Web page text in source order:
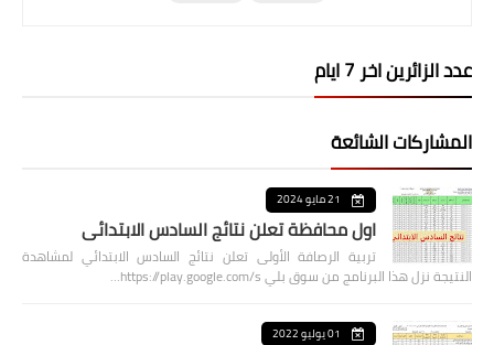
عدد الزائرين اخر 7 ايام
المشاركات الشائعة
21 مايو 2024
اول محافظة تعلن نتائج السادس الابتدائي
تربية الرصافة الأولى تعلن نتائج السادس الابتدائي لمشاهدة
النتيجة نزل هذا البرنامج من سوق بلي https://play.google.com/s…
01 يوليو 2022